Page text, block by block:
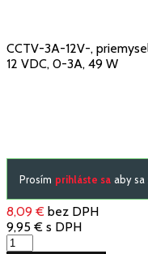
CCTV-3A-12V-,
12 VDC, 0-3A, 49 W
Prosím prihláste sa aby sa
8,09 € bez DPH
9,95 € s DPH